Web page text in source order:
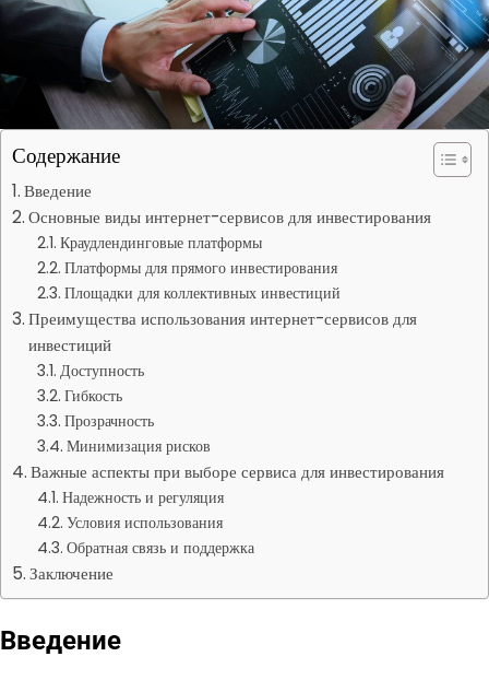
Содержание
Введение
Основные виды интернет-сервисов для инвестирования
Краудлендинговые платформы
Платформы для прямого инвестирования
Площадки для коллективных инвестиций
Преимущества использования интернет-сервисов для
инвестиций
Доступность
Гибкость
Прозрачность
Минимизация рисков
Важные аспекты при выборе сервиса для инвестирования
Надежность и регуляция
Условия использования
Обратная связь и поддержка
Заключение
Введение